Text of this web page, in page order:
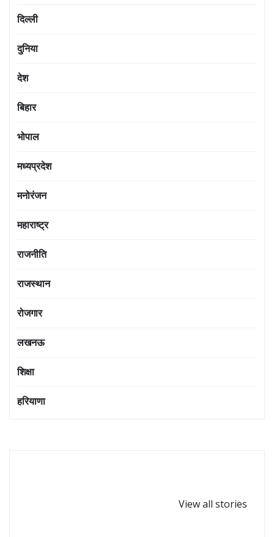
दिल्ली
दुनिया
देश
बिहार
भोपाल
मध्यप्रदेश
मनोरंजन
महाराष्ट्र
राजनीति
राजस्थान
रोजगार
लखनऊ
शिक्षा
हरियाणा
View all stories
से इंसान को देख लेता